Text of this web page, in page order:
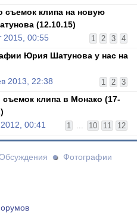
съемок клипа на новую
(12.10.15)
1 2 3 4
2015, 00:55
Юрия Шатунова у нас на
1 2 3
2013, 22:38
клипа в Монако (17-
1 ... 10 11 12
00:41
Фотографии